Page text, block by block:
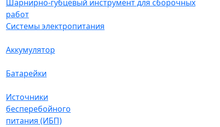
Шарнирно-губцевый инструмент для сборочных
работ
Системы электропитания
Аккумулятор
Батарейки
Источники
бесперебойного
питания (ИБП)